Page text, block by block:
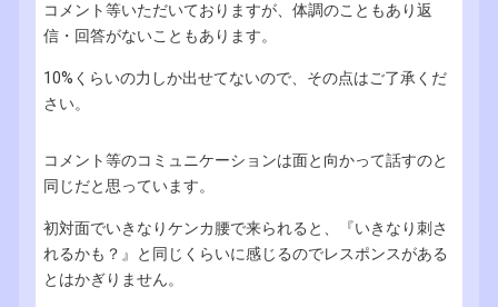
コメント等いただいておりますが、体調のこともあり返
信・回答がないこともあります。
10%くらいの力しか出せてないので、その点はご了承くだ
さい。
コメント等のコミュニケーションは面と向かって話すのと
同じだと思っています。
初対面でいきなりケンカ腰で来られると、『いきなり刺さ
れるかも？』と同じくらいに感じるのでレスポンスがある
とはかぎりません。